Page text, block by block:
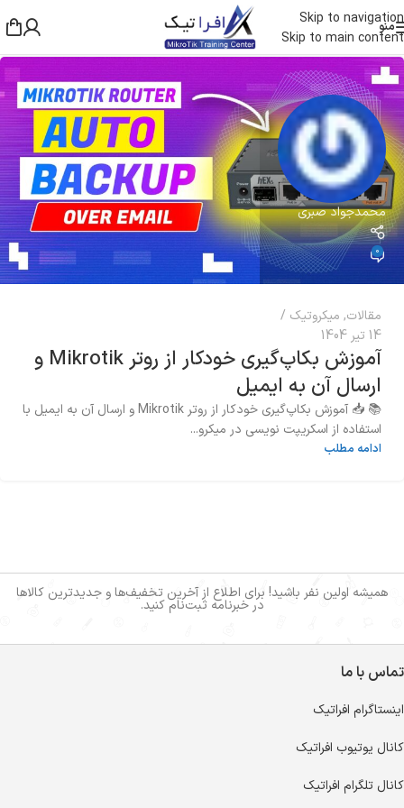
Skip to navigation
Skip to main content
منو
محمدجواد صبری
0
مقالات, میکروتیک
14 تیر 1404
آموزش بکاپ‌گیری خودکار از روتر Mikrotik و
ارسال آن به ایمیل
📚 📥 آموزش بکاپ‌گیری خودکار از روتر Mikrotik و ارسال آن به ایمیل با
استفاده از اسکریپت نویسی در میکرو...
ادامه مطلب
همیشه اولین نفر باشید! برای اطلاع از آخرین تخفیف‌ها و جدیدترین کالاها
در خبرنامه ثبت‌نام کنید.
تماس با ما
اینستاگرام افراتیک
کانال یوتیوب افراتیک
کانال تلگرام افراتیک